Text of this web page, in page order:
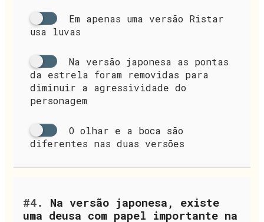
Em apenas uma versão Ristar
usa luvas
Na versão japonesa as pontas
da estrela foram removidas para
diminuir a agressividade do
personagem
O olhar e a boca são
diferentes nas duas versões
#4.
Na versão japonesa, existe
uma deusa com papel importante na